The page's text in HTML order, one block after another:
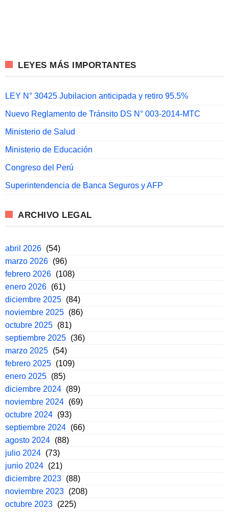
LEYES MÁS IMPORTANTES
LEY N° 30425 Jubilacion anticipada y retiro 95.5%
Nuevo Reglamento de Tránsito DS N° 003-2014-MTC
Ministerio de Salud
Ministerio de Educación
Congreso del Perú
Superintendencia de Banca Seguros y AFP
ARCHIVO LEGAL
abril 2026 (54)
marzo 2026 (96)
febrero 2026 (108)
enero 2026 (61)
diciembre 2025 (84)
noviembre 2025 (86)
octubre 2025 (81)
septiembre 2025 (36)
marzo 2025 (54)
febrero 2025 (109)
enero 2025 (85)
diciembre 2024 (89)
noviembre 2024 (69)
octubre 2024 (93)
septiembre 2024 (66)
agosto 2024 (88)
julio 2024 (73)
junio 2024 (21)
diciembre 2023 (88)
noviembre 2023 (208)
octubre 2023 (225)